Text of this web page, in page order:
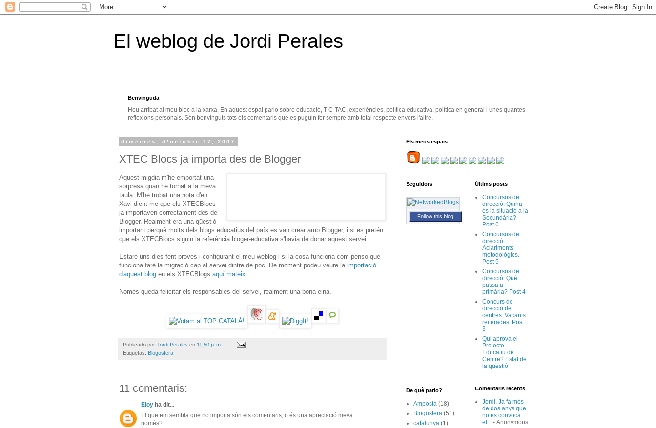
El weblog de Jordi Perales
Benvinguda
Heu arribat al meu bloc a la xarxa. En aquest espai parlo sobre educació, TIC-TAC, experiències, política educativa, política en general i unes quantes
reflexions personals. Són benvinguts tots els comentaris que es puguin fer sempre amb total respecte envers l'altre.
dimecres, d’octubre 17, 2007
XTEC Blocs ja importa des de Blogger
Aquest migdia m'he emportat una
sorpresa quan he tornat a la meva
taula. M'he trobat una nota d'en
Xavi dient-me que els XTECBlocs
ja importaven correctament des de
Blogger. Realment era una qüestió
important perquè molts dels blogs educatius del país es van crear amb Blogger, i si es pretén
que els XTECBlocs siguin la referència bloger-educativa s'havia de donar aquest servei.
Estaré uns dies fent proves i configurant el meu weblog i si la cosa funciona com penso que
funciona faré la migració cap al servei dintre de poc. De moment podeu veure la importació
d'aquest blog en els XTECBlogs aquí mateix
Només queda felicitar els responsables del servei, realment una bona eina.
Publicado por Jordi Perales en 11:50 p. m.
Etiquetas: Blogosfera
11 comentaris:
Eloy ha dit...
El que em sembla que no importa són els comentaris, o és una apreciació meva
només?
Els meus espais
Seguidors
Follow this blog
De què parlo?
Amposta (18)
Blogosfera (51)
catalunya (1)
Últims posts
Concursos de
direcció. Quina
és la situació a la
Secundària?
Post 6
Concursos de
direcció.
Aclariments
metodològics.
Post 5
Concursos de
direcció. Què
passa a
primària? Post 4
Concurs de
direcció de
centres. Vacants
reiterades. Post
3
Qui aprova el
Projecte
Educatiu de
Centre? Estat de
la qüestió
Comentaris recents
Jordi, Ja fa més
de dos anys que
no es convoca
el... - Anonymous